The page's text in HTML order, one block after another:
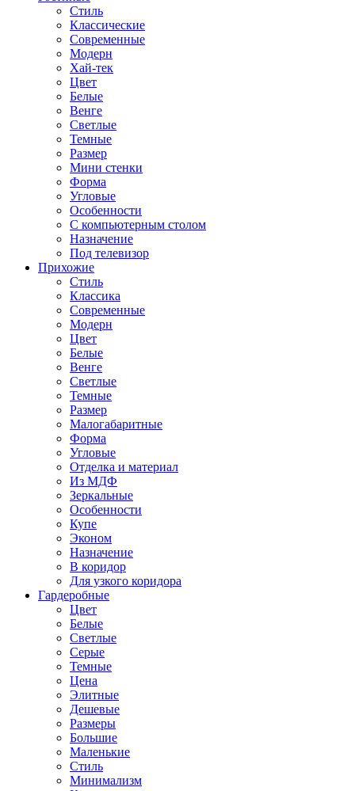
Стиль
Классические
Современные
Модерн
Хай-тек
Цвет
Белые
Венге
Светлые
Темные
Размер
Мини стенки
Форма
Угловые
Особенности
С компьютерным столом
Назначение
Под телевизор
Прихожие
Стиль
Классика
Современные
Модерн
Цвет
Белые
Венге
Светлые
Темные
Размер
Малогабаритные
Форма
Угловые
Отделка и материал
Из МДФ
Зеркальные
Особенности
Купе
Эконом
Назначение
В коридор
Для узкого коридора
Гардеробные
Цвет
Белые
Светлые
Серые
Темные
Цена
Элитные
Дешевые
Размеры
Большие
Маленькие
Стиль
Минимализм